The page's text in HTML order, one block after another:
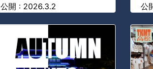
公開 : 2026.3.2
公